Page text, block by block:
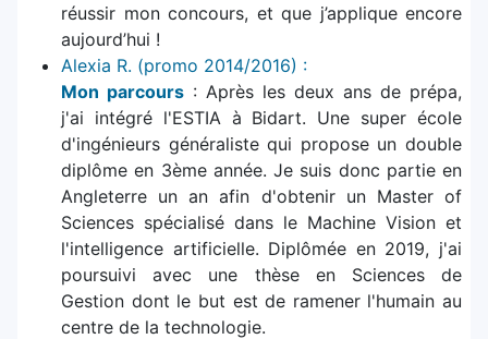
réussir mon concours, et que j’applique encore
aujourd’hui !
Alexia R. (promo 2014/2016) :
Mon parcours : Après les deux ans de prépa,
j'ai intégré l'ESTIA à Bidart. Une super école
d'ingénieurs généraliste qui propose un double
diplôme en 3ème année. Je suis donc partie en
Angleterre un an afin d'obtenir un Master of
Sciences spécialisé dans le Machine Vision et
l'intelligence artificielle. Diplômée en 2019, j'ai
poursuivi avec une thèse en Sciences de
Gestion dont le but est de ramener l'humain au
centre de la technologie.